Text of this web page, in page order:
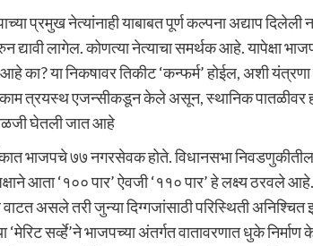
प्रमुख नेत्यांनाही याबाबत पूर्ण कल्पना अद्याप दिलेली
द्यावी लागेल. कोणत्या नेत्याचा समर्थक आहे. यापेक्षा
आहे का? या निकषावर तिकीट ‘कन्फर्म’ होईल, अशी
त्रयस्थ एजन्सीकडून केले असून, स्थानिक पातळीवर
घेतली जात आहे
भाजपचे ७७ नगरसेवक होते. विधानसभा
आता ‘१०० पार’ ऐवजी ‘११० पार’ हे लक्ष्य ठरवले आहे.
असले तरी जुन्या दिग्गजांसाठी परिस्थिती अनिश्चित
‘मेरिट सर्व्हे’ने भाजपच्या अंतर्गत वातावरणात धुके